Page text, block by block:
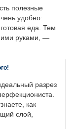
полезные
удобно:
еда. Тем
руками, —
разрез
как
слой,